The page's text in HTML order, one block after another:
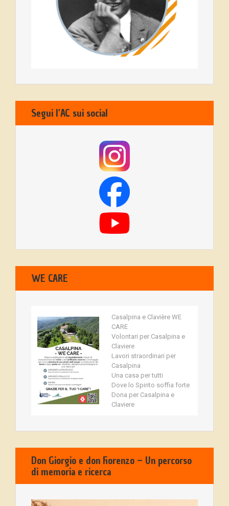
Segui l’AC sui social
WE CARE
Casalpina e Clavière WE
CARE
Volontari per Casalpina e
Claviere
Lavori straordinari per
Casalpina
Una casa per tutti
Dove lo Spirito soffia forte
Dona per Casalpina e
Claviere
Don Giorgio e don Fiorenzo – Un percorso
di memoria e ricerca